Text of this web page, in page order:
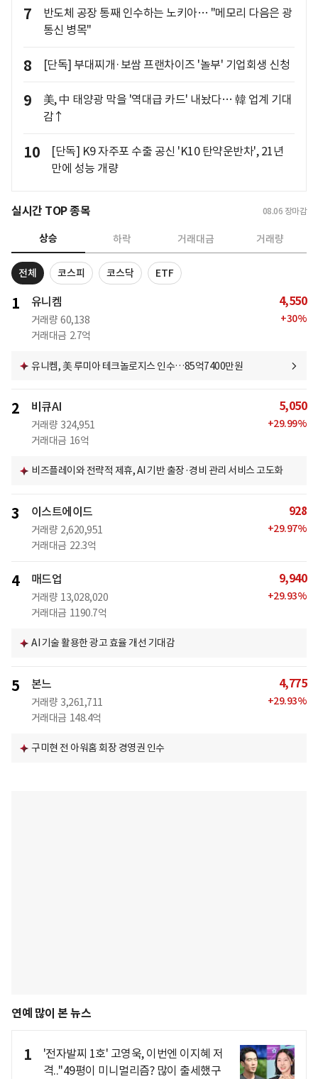
7
반도체 공장 통째 인수하는 노키아… "메모리 다음은 광
통신 병목"
8 [단독] 부대찌개·보쌈 프랜차이즈 '놀부' 기업회생 신청
9
美, 中 태양광 막을 '역대급 카드' 내놨다… 韓 업계 기대
감↑
10
[단독] K9 자주포 수출 공신 'K10 탄약운반차', 21년
만에 성능 개량
실시간 TOP 종목 08.06 장마감
상승 하락 거래대금 거래량
전체 코스피 코스닥 ETF
1 유니켐
거래량 60,138
거래대금 2.7억
4,550
+30%
유니켐, 美 루미아 테크놀로지스 인수…85억7400만원
2 비큐AI
거래량 324,951
거래대금 16억
5,050
+29.99%
비즈플레이와 전략적 제휴, AI 기반 출장·경비 관리 서비스 고도화
3 이스트에이드
거래량 2,620,951
거래대금 22.3억
928
+29.97%
4 매드업
거래량 13,028,020
거래대금 1190.7억
9,940
+29.93%
AI 기술 활용한 광고 효율 개선 기대감
5 본느
거래량 3,261,711
거래대금 148.4억
4,775
+29.93%
구미현 전 아워홈 회장 경영권 인수
연예 많이 본 뉴스
1
'전자발찌 1호' 고영욱, 이번엔 이지혜 저
격.."49평이 미니멀리즘? 많이 출세했구